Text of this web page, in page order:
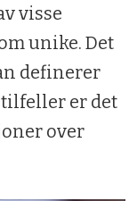
visse
unike. Det
definerer
er det
over